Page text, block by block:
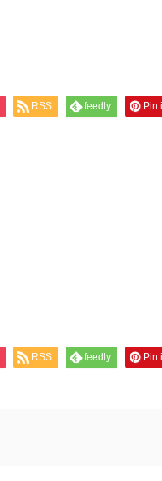
RSS feedly Pin
RSS feedly Pin